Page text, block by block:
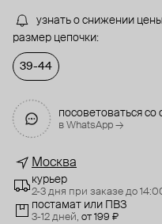
узнать о снижении цены
размер цепочки:
39-44
посоветоваться со
в WhatsApp →
Москва
курьер
2-3 дня при заказе до
постамат или ПВЗ
3-12 дней, от 199 ₽